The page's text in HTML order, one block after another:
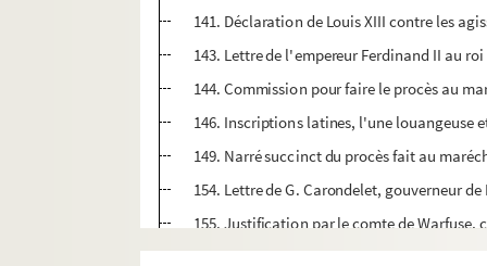
141. Déclaration de Louis XIII contre les
143. Lettre de l'empereur Ferdinand II au
144. Commission pour faire le procès au
146. Inscriptions latines, l'une louangeuse
149. Narré succinct du procès fait au
154. Lettre de G. Carondelet, gouverneur
155. Justification par le comte de Warfuse,
159. Pièces concernant la rébellion du